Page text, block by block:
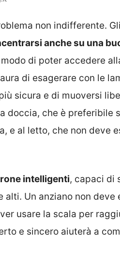
non indifferente.
anche su una
di poter accedere
di esagerare con le
sicura e di muoversi
doccia, che è preferibile
e al letto, che non deve
intelligenti, capaci di
Un anziano non deve
usare la scala per
e sincero aiuterà a